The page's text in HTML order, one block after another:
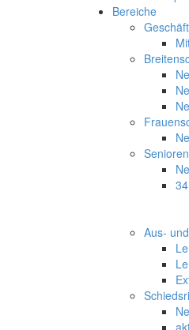
Bereiche
Aus-